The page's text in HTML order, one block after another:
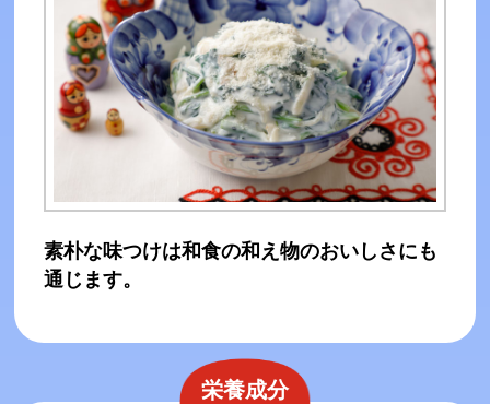
素朴な味つけは和食の和え物のおいしさにも
通じます。
栄養成分